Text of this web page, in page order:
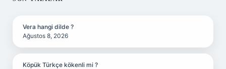
Vera hangi dilde ?
Ağustos 8, 2026
Köpük Türkçe kökenli mi ?